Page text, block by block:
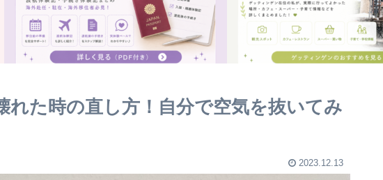
れた時の直し方！自分で空気を抜いてみ
2023.12.13